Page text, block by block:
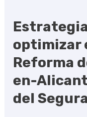
optimizar
Reforma
en-
del Segura